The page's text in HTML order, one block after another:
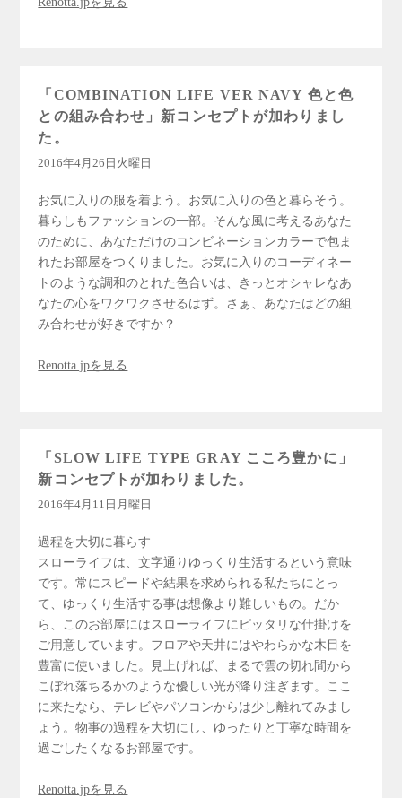
「COMBINATION LIFE VER NAVY 色と色
との組み合わせ」新コンセプトが加わりまし
た。
2016年4月26日火曜日
お気に入りの服を着よう。お気に入りの色と暮らそう。
暮らしもファッションの一部。そんな風に考えるあなた
のために、あなただけのコンビネーションカラーで包ま
れたお部屋をつくりました。お気に入りのコーディネー
トのような調和のとれた色合いは、きっとオシャレなあ
なたの心をワクワクさせるはず。さぁ、あなたはどの組
み合わせが好きですか？
Renotta.jpを見る
「SLOW LIFE TYPE GRAY こころ豊かに」
新コンセプトが加わりました。
2016年4月11日月曜日
過程を大切に暮らす
スローライフは、文字通りゆっくり生活するという意味
です。常にスピードや結果を求められる私たちにとっ
て、ゆっくり生活する事は想像より難しいもの。だか
ら、このお部屋にはスローライフにピッタリな仕掛けを
ご用意しています。フロアや天井にはやわらかな木目を
豊富に使いました。見上げれば、まるで雲の切れ間から
こぼれ落ちるかのような優しい光が降り注ぎます。ここ
に来たなら、テレビやパソコンからは少し離れてみまし
ょう。物事の過程を大切にし、ゆったりと丁寧な時間を
過ごしたくなるお部屋です。
Renotta.jpを見る